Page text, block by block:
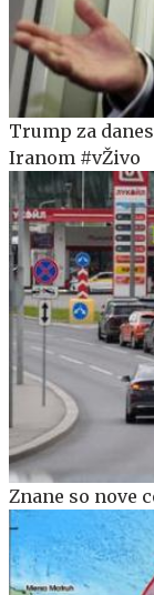
Trump za
Iranom #vŽivo
Znane so nove